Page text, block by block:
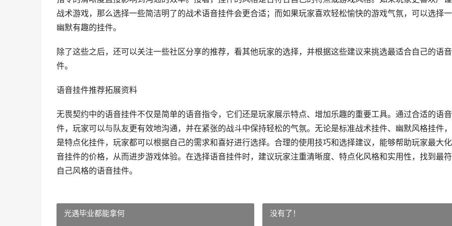
战术游戏，那么选择一些简洁明了的战术语音挂件会更合适；而如果玩家喜欢轻松愉快的游戏气氛，可以选择
幽默有趣的挂件。
除了这些之后，还可以关注一些社区分享的推荐，看其他玩家的选择，并根据这些建议来挑选最适合自己的语
件。
语音挂件推荐拓展资料
无畏契约中的语音挂件不仅是简单的语音指令，它们还是玩家展示特点、增加乐趣的重要工具。通过合适的语
件，玩家可以与队友更有效地沟通，并在紧张的战斗中保持轻松的气氛。无论是标准战术挂件、幽默风格挂件
是特点化挂件，玩家都可以根据自己的需求和喜好进行选择。合理的使用技巧和选择建议，能够帮助玩家最大
音挂件的价格，从而进步游戏体验。在选择语音挂件时，建议玩家注重清晰度、特点化风格和实用性，找到最
自己风格的语音挂件。
光遇毕业都能拿何 没有了！